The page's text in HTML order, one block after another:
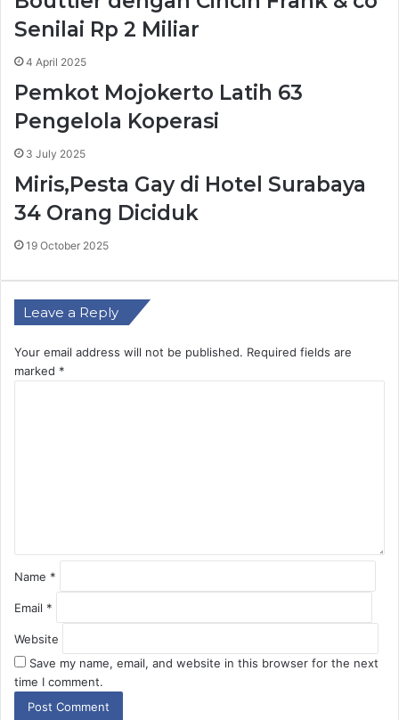
Senilai Rp 2 Miliar
4 April 2025
Pemkot Mojokerto Latih 63
Pengelola Koperasi
3 July 2025
Miris,Pesta Gay di Hotel Surabaya
34 Orang Diciduk
19 October 2025
Leave a Reply
Your email address will not be published. Required fields are
marked *
Name *
Email *
Website
Save my name, email, and website in this browser for the next
time I comment.